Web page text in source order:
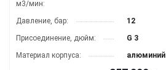
м3/мин:
Давление, бар:
12
Присоединение, дюйм:
G 3
Материал корпуса:
алюминий